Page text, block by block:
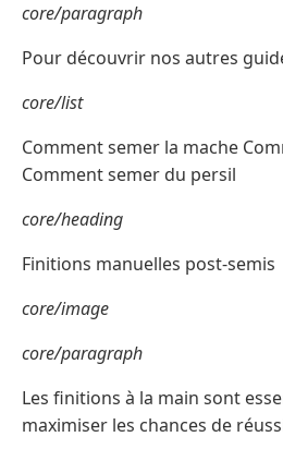
core/paragraph
Pour découvrir nos autres
core/list
Comment semer la mache
Comment semer du persil
core/heading
Finitions manuelles post-semis
core/image
core/paragraph
Les finitions à la main sont
maximiser les chances de